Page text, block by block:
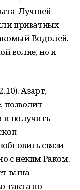
Лучшей
приватных
Водолей.
волне, но и
Азарт,
позволит
и получить
связи
с неким Раком.
ваша
такта по